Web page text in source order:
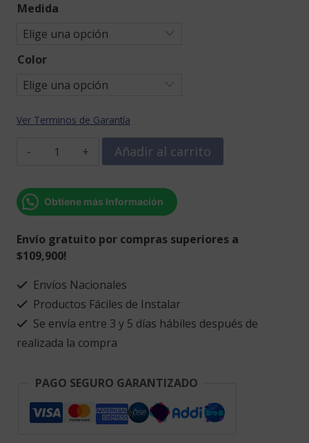
Medida
Color
Ver Terminos de Garantía
Cuadro
búho
cantidad
Añadir al carrito
Obtiene más Información
Envío gratuito por compras superiores a
$109,900!
Envíos Nacionales
Productos Fáciles de Instalar
Se envía entre 3 y 5 días hábiles después de
realizada la compra
PAGO SEGURO GARANTIZADO